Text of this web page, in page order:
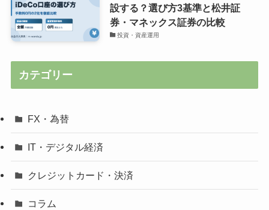
設する？選び方3基準と松井証
券・マネックス証券の比較
投資・資産運用
カテゴリー
FX・為替
IT・デジタル経済
クレジットカード・決済
コラム